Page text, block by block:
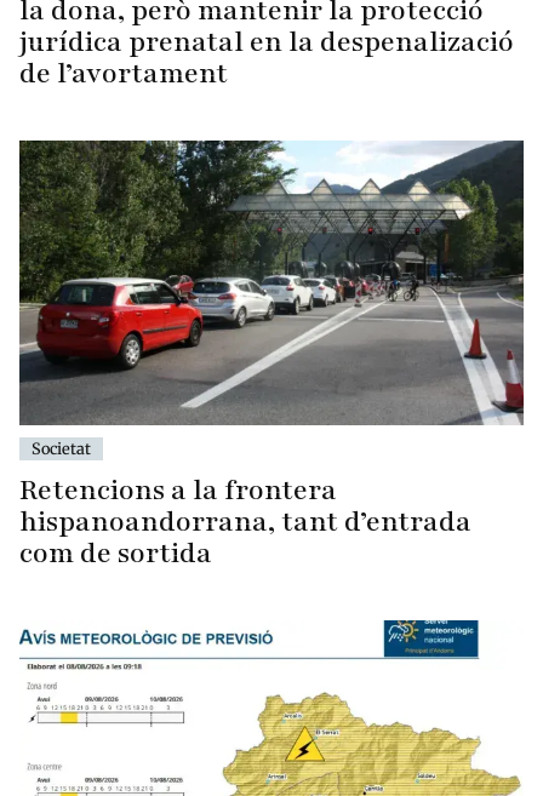
la dona, però mantenir la protecció
jurídica prenatal en la despenalizació
de l’avortament
Societat
Retencions a la frontera
hispanoandorrana, tant d’entrada
com de sortida